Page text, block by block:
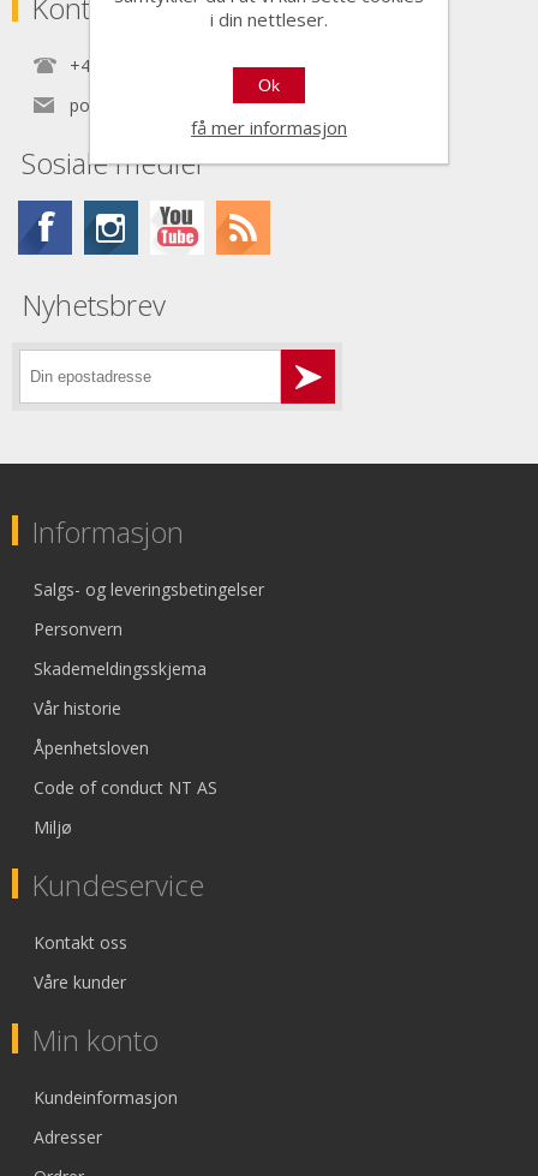
+47 22 30 40 70
post@nordictools.no
Sosiale medier
Nyhetsbrev
Informasjon
Salgs- og leveringsbetingelser
Personvern
Skademeldingsskjema
Vår historie
Åpenhetsloven
Code of conduct NT AS
Miljø
Kundeservice
Kontakt oss
Våre kunder
Min konto
Kundeinformasjon
Adresser
i din nettleser.
Ok
få mer informasjon